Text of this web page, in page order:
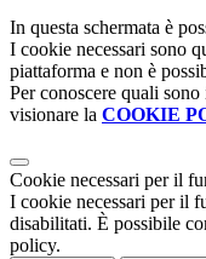
In questa schermata è
I cookie necessari sono
piattaforma e non è
Per conoscere quali
visionare la COOKIE
Cookie necessari per il
I cookie necessari per il
disabilitati. È possibile
policy.